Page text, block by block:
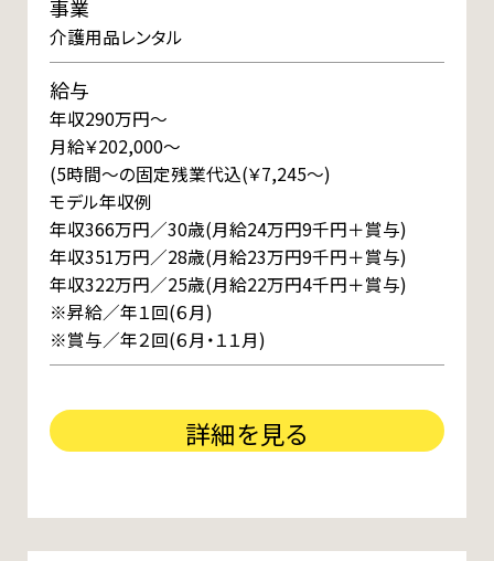
事業
介護用品レンタル
給与
年収290万円～
月給￥202,000～
(5時間～の固定残業代込(￥7,245～)
モデル年収例
年収366万円／30歳(月給24万円9千円＋賞与)
年収351万円／28歳(月給23万円9千円＋賞与)
年収322万円／25歳(月給22万円4千円＋賞与)
※昇給／年１回(６月)
※賞与／年２回(６月・１１月)
詳細を見る